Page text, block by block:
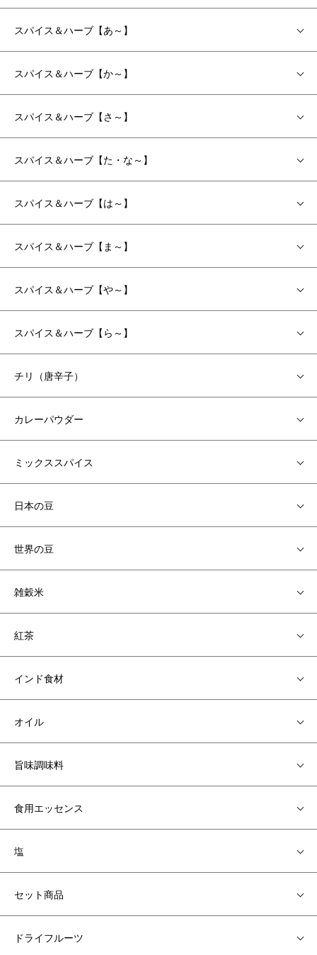
スパイス＆ハーブ【あ～】
スパイス＆ハーブ【か～】
スパイス＆ハーブ【さ～】
スパイス＆ハーブ【た・な～】
スパイス＆ハーブ【は～】
スパイス＆ハーブ【ま～】
スパイス＆ハーブ【や～】
スパイス＆ハーブ【ら～】
チリ（唐辛子）
カレーパウダー
ミックススパイス
日本の豆
世界の豆
雑穀米
紅茶
インド食材
オイル
旨味調味料
食用エッセンス
塩
セット商品
ドライフルーツ